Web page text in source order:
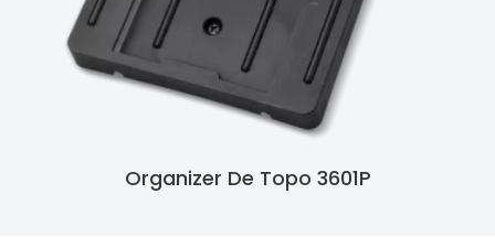
Organizer De Topo 3601P